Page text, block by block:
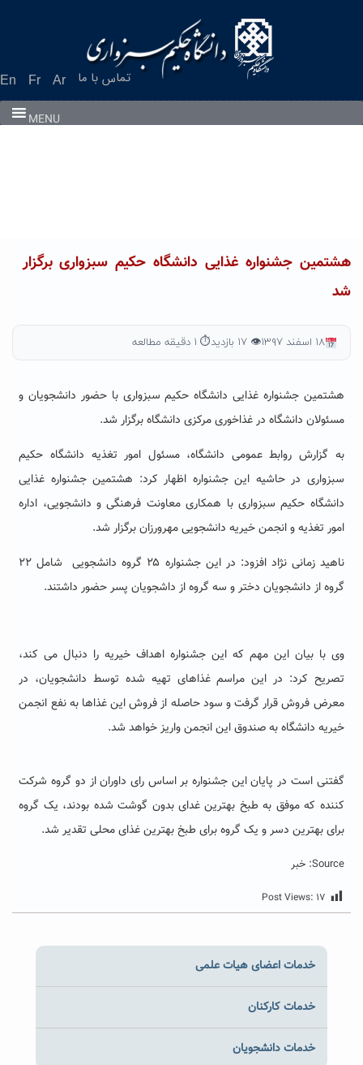
En Fr Ar تماس با ما
MENU
هشتمین جشنواره غذایی دانشگاه حکیم سبزواری برگزار
شد
۱۸ اسفند ۱۳۹۷ 👁 ۱۷ بازدید ⏱ ۱ دقیقه مطالعه
هشتمین جشنواره غذایی دانشگاه حکیم سبزواری با حضور دانشجویان و
مسئولان دانشگاه در غذاخوری مرکزی دانشگاه برگزار شد.
به گزارش روابط عمومی دانشگاه، مسئول امور تغذیه دانشگاه حکیم
سبزواری در حاشیه این جشنواره اظهار کرد: هشتمین جشنواره غذایی
دانشگاه حکیم سبزواری با همکاری معاونت فرهنگی و دانشجویی، اداره
امور تغذیه و انجمن خیریه دانشجویی مهرورزان برگزار شد.
ناهید زمانی نژاد افزود: در این جشنواره ۲۵ گروه دانشجویی شامل ۲۲
گروه از دانشجویان دختر و سه گروه از داشجویان پسر حضور داشتند.
وی با بیان این مهم که این جشنواره اهداف خیریه را دنبال می کند،
تصریح کرد: در این مراسم غذاهای تهیه شده توسط دانشجویان، در
معرض فروش قرار گرفت و سود حاصله از فروش این غذاها به نفع انجمن
خیریه دانشگاه به صندوق این انجمن واریز خواهد شد.
گفتنی است در پایان این جشنواره بر اساس رای داوران از دو گروه شرکت
کننده که موفق به طبخ بهترین غدای بدون گوشت شده بودند، یک گروه
برای بهترین دسر و یک گروه برای طبخ بهترین غذای محلی تقدیر شد.
Source: خبر
Post Views: ۱۷
خدمات اعضای هیات علمی
خدمات کارکنان
خدمات دانشجویان